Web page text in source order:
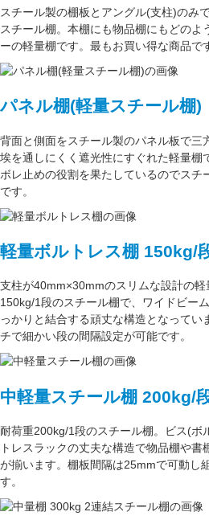
スチール製の棚板 と アングル(支柱)のみ
スチール棚。本棚にも物品棚にもどのよ
ーの軽量棚です。最もお買い得な商品で
パネル棚(軽量スチール棚)
背面と側面をスチール製のパネル板で三
埃を通しにくく遮光性にすぐれた軽量棚
ボレ止めの役割を果たしているのでスチ
です。
軽量ボルトレス棚 150kg/
支柱が40mm×30mmのスリムな設計の軽
150kg/1段のスチール棚で、ワイドビー
っかりと結合する頑丈な構造となってい
チで細かい段の間隔設定が可能です。
中軽量スチール棚 200kg/
耐荷重200kg/1段のスチール棚。ビス(ボ
トレスラックの丈夫な構造で物品棚や書
が揃います。 棚板間隔は25mmで可動し
す。